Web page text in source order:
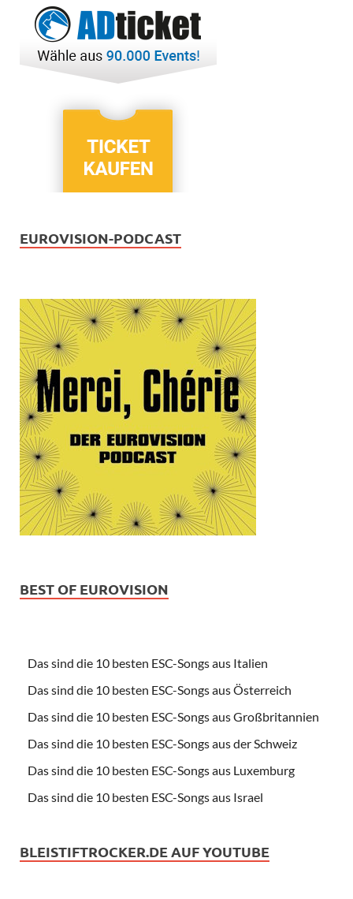
EUROVISION-PODCAST
BEST OF EUROVISION
Das sind die 10 besten ESC-Songs aus Italien
Das sind die 10 besten ESC-Songs aus Österreich
Das sind die 10 besten ESC-Songs aus Großbritannien
Das sind die 10 besten ESC-Songs aus der Schweiz
Das sind die 10 besten ESC-Songs aus Luxemburg
Das sind die 10 besten ESC-Songs aus Israel
BLEISTIFTROCKER.DE AUF YOUTUBE